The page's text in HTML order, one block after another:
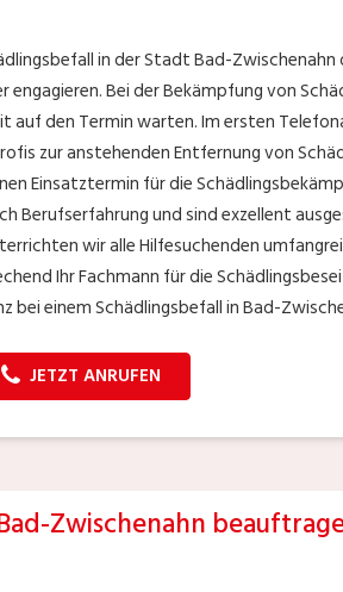
in der Stadt Bad-
engagieren. Bei der Bekämpfung von
auf den Termin warten. Im ersten
zur anstehenden Entfernung von
Einsatztermin für die
Berufserfahrung und sind exzellent
wir alle Hilfesuchenden
Ihr Fachmann für die
einem Schädlingsbefall in Bad-
JETZT ANRUFEN
Zwischenahn